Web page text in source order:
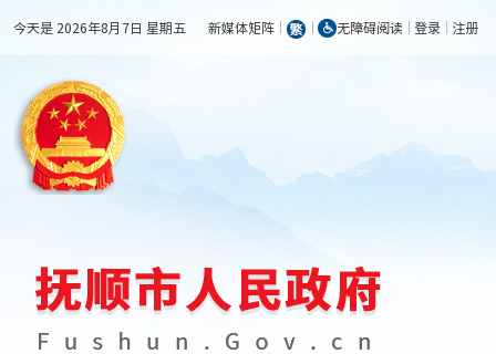
今天是 2026年8月7日 星期五 新媒体矩阵 无障碍阅读 登录 注册